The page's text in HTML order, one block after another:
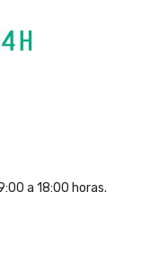
a 18:00 horas.